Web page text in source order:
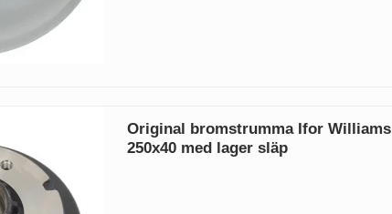
Original bromstrumma Ifor Williams
250x40 med lager släp